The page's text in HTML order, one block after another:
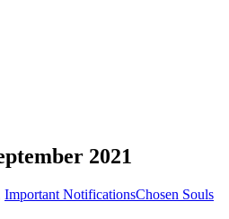
2021
Important NotificationsChosen Souls